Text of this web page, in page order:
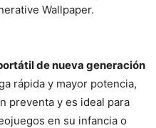
Wallpaper.
de nueva generación
rápida y mayor potencia,
preventa y es ideal para
en su infancia o